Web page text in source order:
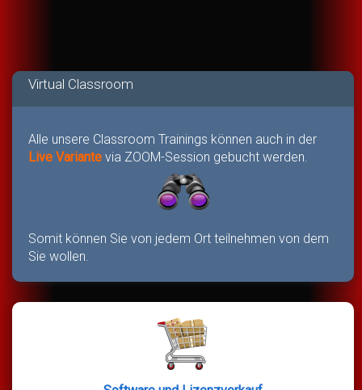
Virtual Classroom
Alle unsere Classroom Trainings können auch in der
Live Variante via ZOOM-Session gebucht werden.
Somit können Sie von jedem Ort teilnehmen von dem
Sie wollen.